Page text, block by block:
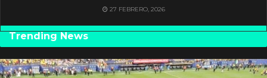
27 FEBRERO, 2026
Trending News